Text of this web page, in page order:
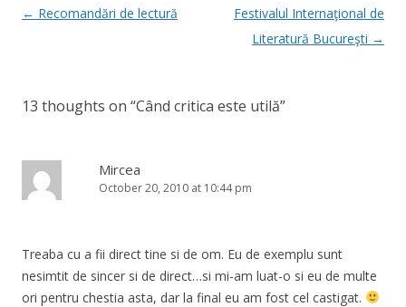
Post
← Recomandări de lectură
Festivalul Internaţional de
Literatură Bucureşti →
13 thoughts on “Când critica este utilă”
Mircea
October 20, 2010 at 10:44 pm
Treaba cu a fii direct tine si de om. Eu de exemplu sunt
nesimtit de sincer si de direct…si mi-am luat-o si eu de multe
ori pentru chestia asta, dar la final eu am fost cel castigat.